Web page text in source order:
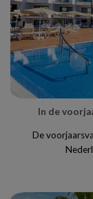
In de
De